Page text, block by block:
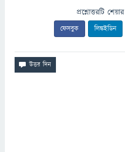
প্রশ্নোত্তরটি
ফেসবুক লিঙ্কইডিন